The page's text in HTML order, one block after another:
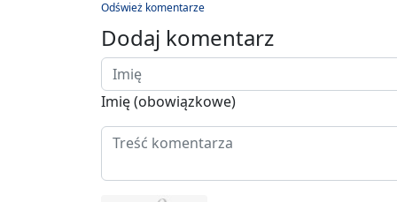
Odśwież komentarze
Dodaj komentarz
Imię (obowiązkowe)